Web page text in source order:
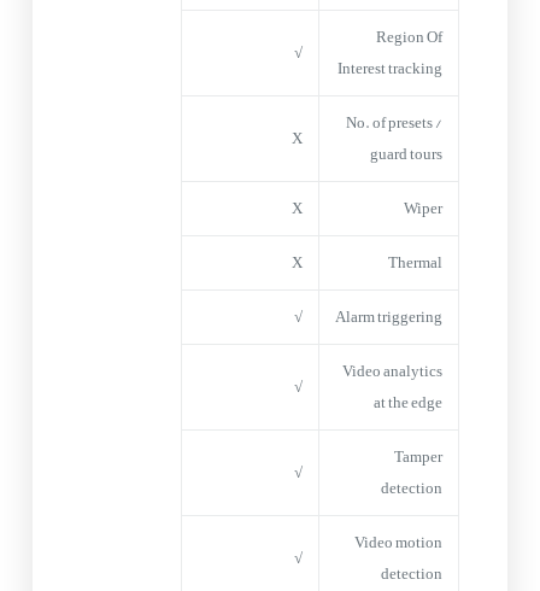
Region Of
Interest tracking
√
No. of presets /
guard tours
X
Wiper
X
Thermal
X
Alarm triggering
√
Video analytics
at the edge
√
Tamper
detection
√
Video motion
detection
√